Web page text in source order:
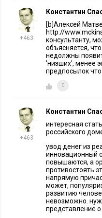
Причины, приведенные
единицы для
дополнительным
Мировая экономика
независима от
гарантировать мировую
Всемирный банк, как
Вместе с приведенными
основания полагать,
основным потребителем
астрономическая
располагают оборонным
потребностями
долларов.
ведения войн в
были принести
+463
Константин
[b]Алексей
http://
консультанту,
объясняется,
недолжны
'низших', менее
предпосылок
0
+463
Константин
интересная
российского
увод денег из
инновационный
повышаются, а
противостоять
напрямую
может,
развитию
невозможно.
представление